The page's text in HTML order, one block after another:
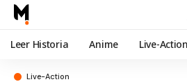
Leer Historia Anime Live-Action
Live-Action